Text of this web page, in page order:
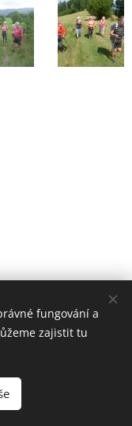
práva vyhrazena
fungování a
zajistit tu